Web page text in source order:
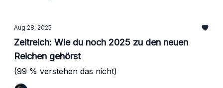
Aug 28, 2025
Zeitreich: Wie du noch 2025 zu den neuen
Reichen gehörst
(99 % verstehen das nicht)